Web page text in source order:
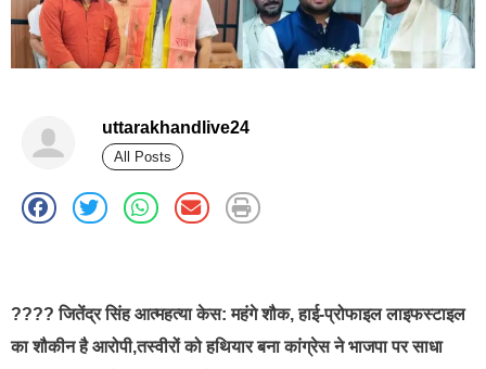
uttarakhandlive24
All Posts
???? जितेंद्र सिंह आत्महत्या केस: महंगे शौक, हाई-प्रोफाइल लाइफस्टाइल
का शौकीन है आरोपी,तस्वीरों को हथियार बना कांग्रेस ने भाजपा पर साधा